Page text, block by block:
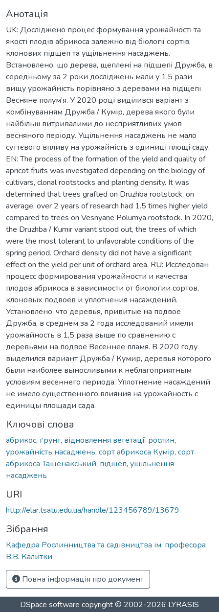
Анотація
UK: Досліджено процес формування урожайності та
якості плодів абрикоса залежно від біології сортів,
клонових підщеп та ущільнення насаджень.
Встановлено, що дерева, щеплені на підщепі Дружба, в
середньому за 2 роки досліджень мали у 1,5 рази
вищу урожайність порівняно з деревами на підщепі
Весняне полум’я. У 2020 році виділився варіант з
комбінуванням Дружба / Кумір, дерева якого були
найбільш витривалими до несприятливих умов
весняного періоду. Ущільнення насаджень не мало
суттєвого впливу на урожайність з одиниці площі саду.
EN: The process of the formation of the yield and quality of
apricot fruits was investigated depending on the biology of
cultivars, clonal rootstocks and planting density. It was
determined that trees grafted on Druzhba rootstock, on
average, over 2 years of research had 1.5 times higher yield
compared to trees on Vesnyane Polumya rootstock. In 2020,
the Druzhba / Kumir variant stood out, the trees of which
were the most tolerant to unfavorable conditions of the
spring period. Orchard density did not have a significant
effect on the yield per unit of orchard area. RU: Исследован
процесс формирования урожайности и качества
плодов абрикоса в зависимости от биологии сортов,
клоновых подвоев и уплотнения насаждений.
Установлено, что деревья, привитые на подвое
Дружба, в среднем за 2 года исследований имели
урожайность в 1,5 раза выше по сравнению с
деревьями на подвое Весеннее пламя. В 2020 году
выделился вариант Дружба / Кумир, деревья которого
были наиболее выносливыми к неблагоприятным
условиям весеннего периода. Уплотнение насаждений
не имело существенного влияния на урожайность с
единицы площади сада.
Ключові слова
абрикос, ґрунт, відновлення вегетації рослин,
урожайність насаджень, сорт абрикоса Кумір, сорт
абрикоса Тащенакський, підщеп, ущільнення
насаджень
URI
http://elar.tsatu.edu.ua/handle/123456789/13679
Зібрання
Кафедра Рослинництва та садівництва ім. професора
В.В. Калитки
Повна інформація про документ
DSpace software copyright © 2002-2026 LYRASIS